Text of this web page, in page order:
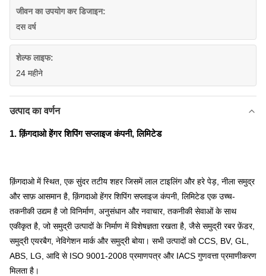
जीवन का उपयोग कर डिजाइन:
दस वर्ष
शेल्फ लाइफ:
24 महीने
उत्पाद का वर्णन
1. क़िंगदाओ हेंगर शिपिंग सप्लाइज कंपनी, लिमिटेड
क़िंगदाओ में स्थित, एक सुंदर तटीय शहर जिसमें लाल टाइलिंग और हरे पेड़, नीला समुद्र
और साफ़ आसमान है, क़िंगदाओ हेंगर शिपिंग सप्लाइज कंपनी, लिमिटेड एक उच्च-
तकनीकी उद्यम है जो विनिर्माण, अनुसंधान और नवाचार, तकनीकी सेवाओं के साथ
एकीकृत है, जो समुद्री उत्पादों के निर्माण में विशेषज्ञता रखता है, जैसे समुद्री रबर फ़ेंडर,
समुद्री एयरबैग, नेविगेशन मार्क और समुद्री बोया। सभी उत्पादों को CCS, BV, GL,
ABS, LG, आदि से ISO 9001-2008 प्रमाणपत्र और IACS गुणवत्ता प्रमाणीकरण
मिलता है।